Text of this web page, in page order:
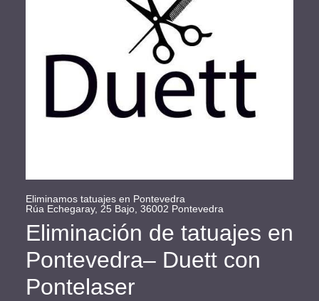
Eliminamos tatuajes en Pontevedra
Rúa Echegaray, 25 Bajo, 36002 Pontevedra
Eliminación de tatuajes en
Pontevedra– Duett con
Pontelaser